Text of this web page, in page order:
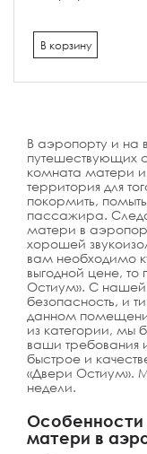
В корзину
В аэропорту и на
путешествующих
комната матери
территория для
покормить,
пассажира.
матери в
хорошей
вам необходимо
выгодной цене, то
Остиум». С нашей
безопасность, и
данном
из категории, мы
ваши требования
быстрое и
«Двери Остиум».
недели.
Особенности
матери в